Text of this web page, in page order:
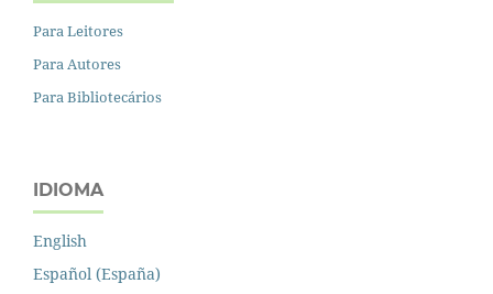
Para Leitores
Para Autores
Para Bibliotecários
IDIOMA
English
Español (España)